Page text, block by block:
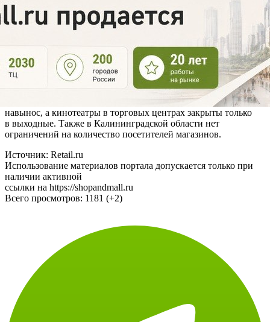
«Запрещена деятельность саун, бань, SPA-центров,
парикмахерских, бьюти-студий, салонов красоты. В органах
власти прекращается приём граждан. Банки, МФЦ и другие
офисные предприятия продолжают работу только
с юридическими лицами», — отметили в пресс-службе
областного правительства.
До 28 декабря продолжают действовать менее жесткие
ограничения. В частности, открыты ТЦ, фудкорты работают
навынос, а кинотеатры в торговых центрах закрыты только
в выходные. Также в Калининградской области нет
ограничений на количество посетителей магазинов.
Использование материалов портала допускается только при
наличии активной
ссылки на https://shopandmall.ru
Всего просмотров:1181 (+2)